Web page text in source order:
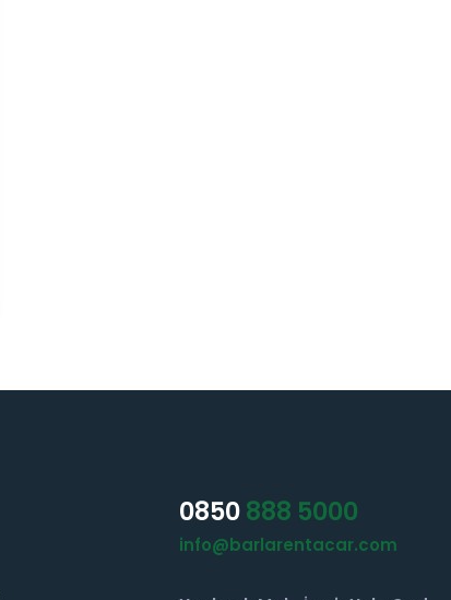
0850888 5000
info@barlarentacar.com